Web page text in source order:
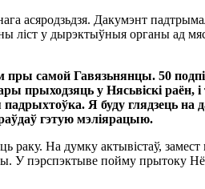
асяродзьдзя. Дакумэнт
ліст у дырэктыўныя органы ад
самой Гавязьнянцы. 50
прыходзяць у Нясьвіскі
падрыхтоўка. Я буду глядзець
гэтую мэліярацыю.
На думку актывістаў,
пэрспэктыве пойму прытоку